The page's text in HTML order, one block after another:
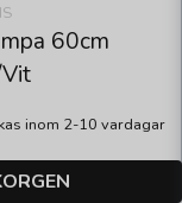
60cm
inom 2-10 vardagar